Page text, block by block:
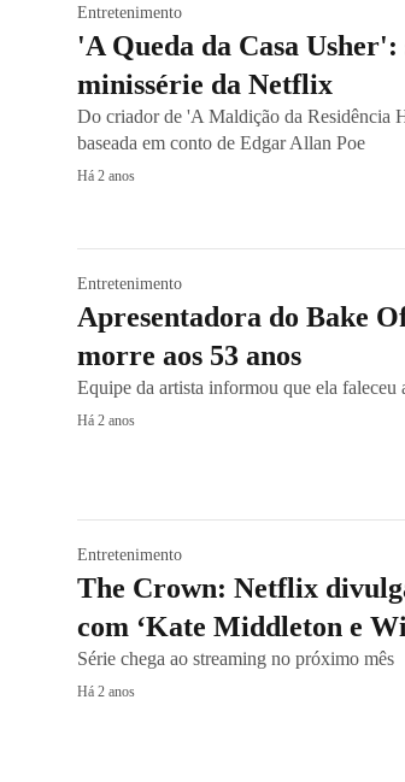
Entretenimento
'A Queda da Casa
minissérie da Netflix
Do criador de 'A Maldição da Residência
baseada em conto de Edgar Allan Poe
Há 2 anos
Entretenimento
Apresentadora do Bake
morre aos 53 anos
Equipe da artista informou que ela faleceu
Há 2 anos
Entretenimento
The Crown: Netflix
com ‘Kate Middleton e
Série chega ao streaming no próximo mês
Há 2 anos